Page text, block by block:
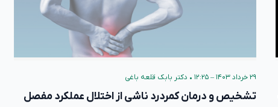
۲۹ خرداد ۱۴۰۳ – ۱۲:۲۵ • دکتر بابک قلعه‌ باغی
تشخیص و درمان کمردرد ناشی از اختلال عملکرد مفصل